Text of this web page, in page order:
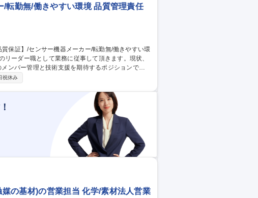
/転勤無/働きやすい環境 品質管理責任
ンバー管理と技術支援を期待するポジションで
責任者として内外との折衝や監査対応も行います。
/働きやすい環境◎
祝休み
の基材)の営業担当 化学/素材法人営業